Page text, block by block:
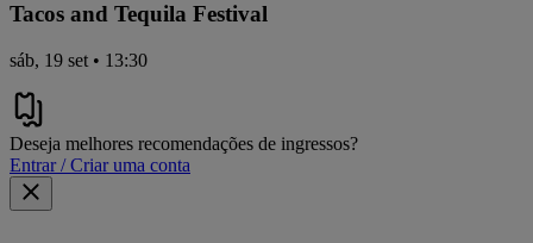
Tacos and Tequila Festival
sáb, 19 set • 13:30
Deseja melhores recomendações de ingressos?
Entrar / Criar uma conta